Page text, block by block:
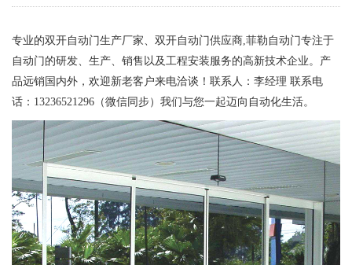
专业的双开自动门生产厂家、双开自动门供应商,菲勒自动门专注于
自动门的研发、生产、销售以及工程安装服务的高新技术企业。产
品远销国内外，欢迎新老客户来电洽谈！联系人：李经理 联系电
话：13236521296（微信同步）我们与您一起迈向自动化生活。